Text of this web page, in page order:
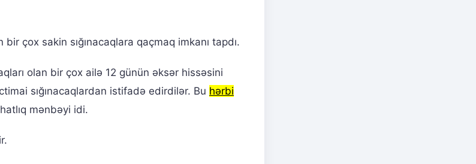
çox sakin sığınacaqlara qaçmaq imkanı tapdı.
olan bir çox ailə 12 günün əksər hissəsini
sığınacaqlardan istifadə edirdilər. Bu hərbi
mənbəyi idi.